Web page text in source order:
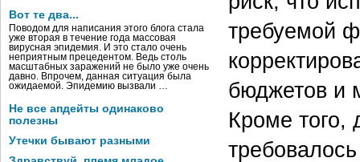
Вот те два...
Поводом для написания этого блога стала
уже вторая в течение года массовая
вирусная эпидемия. И это стало очень
неприятным прецедентом. Ведь столь
масштабных заражений не было уже очень
давно. Впрочем, данная ситуация была
ожидаемой. Эпидемию вызвали …
Не все апдейты одинаково
полезны
Утечки бывают разными
требуемой
бюджетов и
Кроме того,